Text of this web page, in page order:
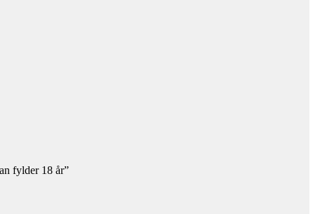
fylder 18 år”